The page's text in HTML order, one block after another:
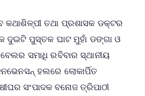
କଥାଶିଳ୍ପୀ ତଥା ପ୍ରଶାସକ ଡକ୍ଟର
ଦୁଇଟି ପୁସ୍ତକ ଘାଟ ମୁହାଁ ଡଙ୍ଗା ଓ
ସମାଧି ରବିବାର ସ୍ଥାନୀୟ
ହଲରେ ଲୋକାର୍ପିତ
ସଂପାଦକ ବନୋଜ ତ୍ରିପାଠୀ